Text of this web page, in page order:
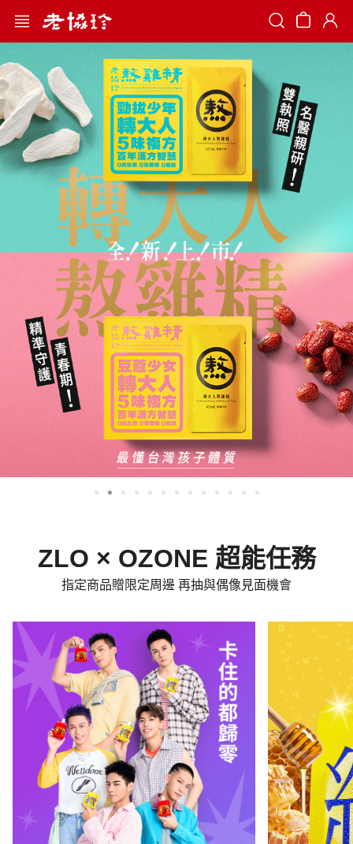
Search
ZLO × OZONE 超能任務
指定商品贈限定周邊 再抽與偶像見面機會